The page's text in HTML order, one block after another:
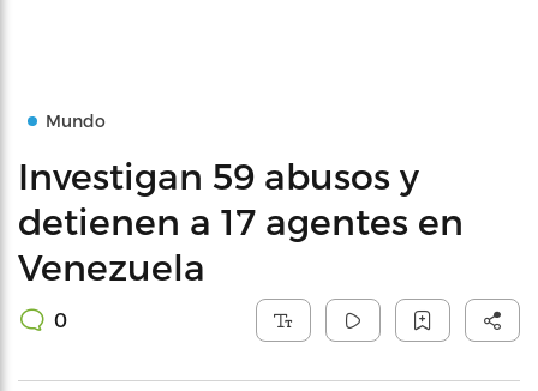
Mundo
Investigan 59 abusos y
detienen a 17 agentes en
Venezuela
0